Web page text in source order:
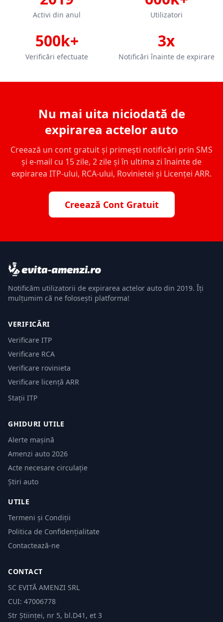
Activi din anul Utilizatori
500k+
Verificări efectuate
3x
Notificări înainte de expirare
Nu mai uita niciodată de
expirarea actelor auto
Creează un cont gratuit și primești notificări prin SMS
și e-mail cu 15 zile, 2 zile și în ultima zi înainte de
expirarea ITP-ului, RCA-ului, Rovinietei și Licenței ARR.
Creează Cont Gratuit
Notificăm utilizatorii de expirarea actelor auto din 2019. Îți
mulțumim că ne folosești platforma!
VERIFICĂRI
Verificare ITP
Verificare RCA
Verificare rovinieta
Verificare licență ARR
Stații ITP
GHIDURI UTILE
Alerte mașină
Amenzi auto 2026
Acte necesare circulație
Știri auto
UTILE
Termeni și Condiții
Politica de Confidențialitate
Contactează-ne
CONTACT
SC EVITĂ AMENZI SRL
CUI: 47006778
Str Științei, nr 5, bl.D41, et 3